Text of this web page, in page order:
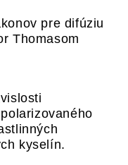
pre difúziu
Thomasom
kyselín.